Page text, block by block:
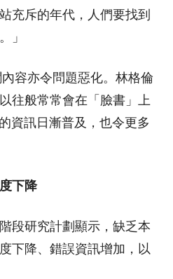
充斥的年代，人們要找到
」
容亦令問題惡化。林格倫
往般常常會在「臉書」上
資訊日漸普及，也令更多
下降
段研究計劃顯示，缺乏本
下降、錯誤資訊增加，以